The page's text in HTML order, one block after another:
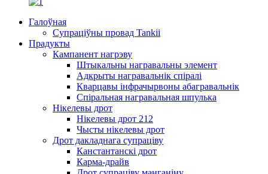
Галоўная
Супраціўны провад Tankii
Прадукты
Кампанент нагрэву
Штыкальны награвальны элемент
Адкрыты награвальнік спіралі
Кварцавы інфрачырвоны абагравальнік
Спіральная награвальная шпулька
Нікелевы дрот
Нікелевы дрот 212
Чысты нікелевы дрот
Дрот дакладнага супраціву
Канстантанскі дрот
Карма-драйв